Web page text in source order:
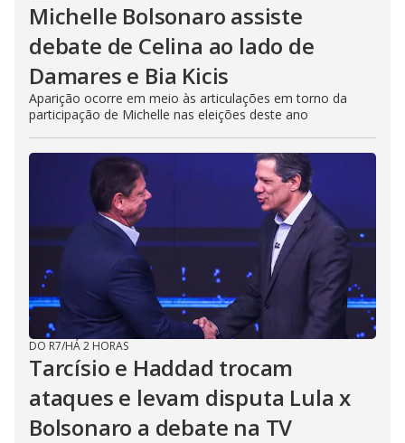
Michelle Bolsonaro assiste
debate de Celina ao lado de
Damares e Bia Kicis
Aparição ocorre em meio às articulações em torno da
participação de Michelle nas eleições deste ano
DO R7/HÁ 2 HORAS
Tarcísio e Haddad trocam
ataques e levam disputa Lula x
Bolsonaro a debate na TV